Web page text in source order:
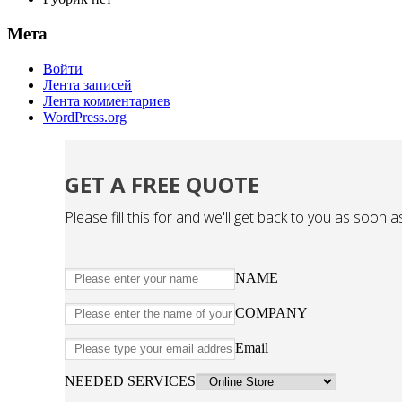
Мета
Войти
Лента записей
Лента комментариев
WordPress.org
GET A FREE QUOTE
Please fill this for and we'll get back to you as soon
NAME
COMPANY
Email
NEEDED SERVICES